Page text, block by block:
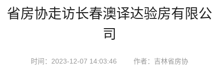
省房协走访长春澳译达验房有限公
司
时间：2023-12-07 14:03:46 作者：吉林省房协